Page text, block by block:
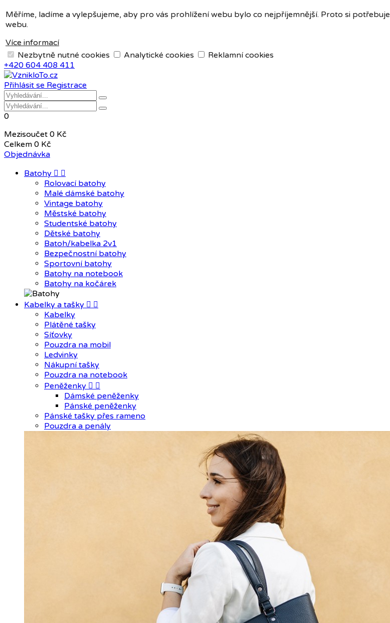
Měříme, ladíme a vylepšujeme, aby pro vás prohlížení webu bylo co nejpříjemnější. Proto si
webu.
Více informací
Nezbytně nutné cookies Analytické cookies Reklamní cookies
Měna:
CZK
CZK
EUR
+420 604 408 411
Přihlásit se Registrace
0
Mezisoučet 0 Kč
Celkem 0 Kč
Objednávka
Batohy  
Rolovací batohy
Malé dámské batohy
Vintage batohy
Městské batohy
Studentské batohy
Dětské batohy
Batoh/kabelka 2v1
Bezpečnostní batohy
Sportovní batohy
Batohy na notebook
Batohy na kočárek
Kabelky a tašky  
Kabelky
Plátěné tašky
Síťovky
Pouzdra na mobil
Ledvinky
Nákupní tašky
Pouzdra na notebook
Peněženky  
Dámské peněženky
Pánské peněženky
Pánské tašky přes rameno
Pouzdra a penály